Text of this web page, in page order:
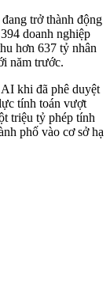
trở thành động
doanh nghiệp
hơn 637 tỷ nhân
năm trước.
khi đã phê duyệt
tính toán vượt
triệu tỷ phép tính
phố vào cơ sở hạ